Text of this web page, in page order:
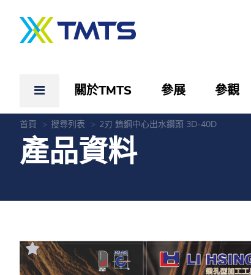
關於TMTS 參展 參觀
首頁 搜尋列表 2刃 鎢鋼中心出水鑽頭 3D-40D
產品資料